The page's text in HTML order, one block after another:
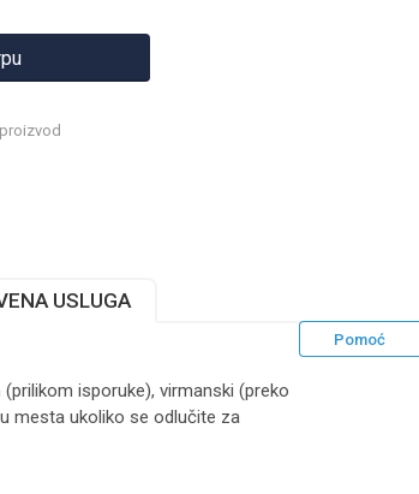
Pomoć
USLUGA
isporuke), virmanski (preko
mesta ukoliko se odlučite za